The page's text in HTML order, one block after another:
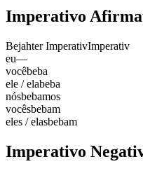
Imperativo
Bejahter ImperativImperativ
eu—
vocêbeba
ele / elabeba
nósbebamos
vocêsbebam
eles / elasbebam
Imperativo